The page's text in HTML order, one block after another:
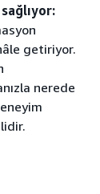
getiriyor.
nerede